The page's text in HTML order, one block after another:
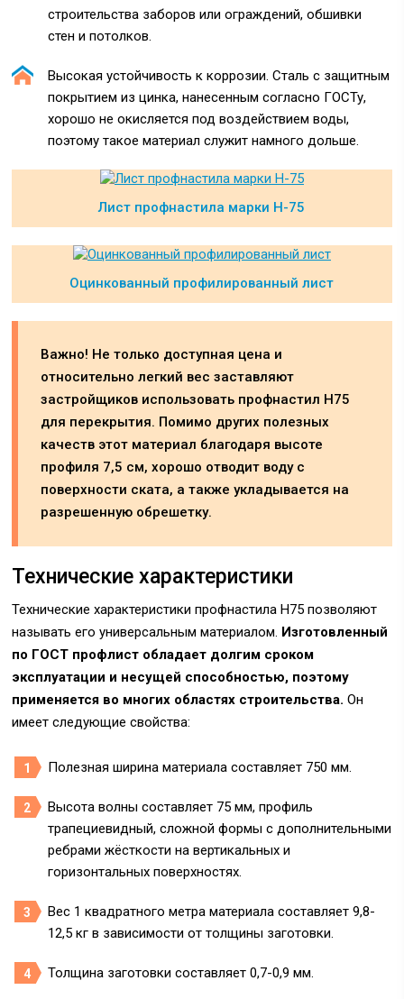
строительства заборов или ограждений, обшивки
стен и потолков.
Высокая устойчивость к коррозии. Сталь с защитным
покрытием из цинка, нанесенным согласно ГОСТу,
хорошо не окисляется под воздействием воды,
поэтому такое материал служит намного дольше.
Лист профнастила марки Н-75
Оцинкованный профилированный лист
Важно! Не только доступная цена и
относительно легкий вес заставляют
застройщиков использовать профнастил Н75
для перекрытия. Помимо других полезных
качеств этот материал благодаря высоте
профиля 7,5 см, хорошо отводит воду с
поверхности ската, а также укладывается на
разрешенную обрешетку.
Технические характеристики
Технические характеристики профнастила Н75 позволяют
называть его универсальным материалом. Изготовленный
по ГОСТ профлист обладает долгим сроком
эксплуатации и несущей способностью, поэтому
применяется во многих областях строительства. Он
имеет следующие свойства:
Полезная ширина материала составляет 750 мм.
Высота волны составляет 75 мм, профиль
трапециевидный, сложной формы с дополнительными
ребрами жёсткости на вертикальных и
горизонтальных поверхностях.
Вес 1 квадратного метра материала составляет 9,8-
12,5 кг в зависимости от толщины заготовки.
Толщина заготовки составляет 0,7-0,9 мм.